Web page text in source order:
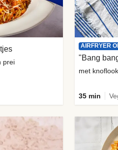
prei
AIRFRYER
"Bang
met
35 min